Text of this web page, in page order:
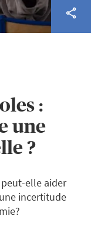
:
une
?
elle aider
incertitude